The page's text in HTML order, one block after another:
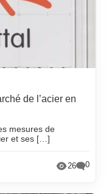
de l’acier en
mesures de
et ses […]
26 0